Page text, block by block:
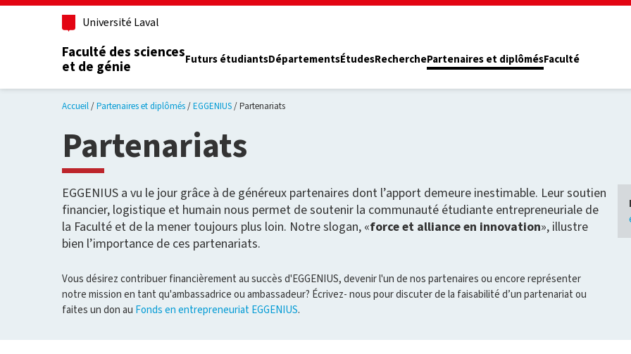
Aller au contenu principal
Université Laval
Faculté des sciences
et de génie
Futurs étudiantsDépartementsÉtudesRecherchePartenaires et diplômésFaculté
Accueil Partenaires et diplômés EGGENIUS Partenariats
Partenariats
EGGENIUS a vu le jour grâce à de généreux partenaires dont l’apport demeure inestimable. Leur soutien
financier, logistique et humain nous permet de soutenir la communauté étudiante entrepreneuriale de
la Faculté et de la mener toujours plus loin. Notre slogan, «force et alliance en innovation», illustre
bien l’importance de ces partenariats.
Vous désirez contribuer financièrement au succès d'EGGENIUS, devenir l'un de nos partenaires ou encore représenter
notre mission en tant qu'ambassadrice ou ambassadeur? Écrivez- nous pour discuter de la faisabilité d’un partenariat ou
faites un don au Fonds en entrepreneuriat EGGENIUS.